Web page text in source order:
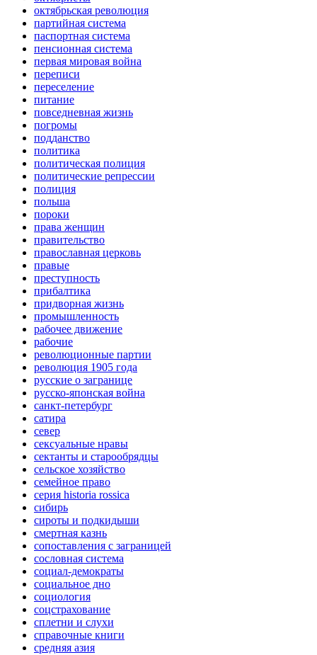
октябрьская революция
партийная система
паспортная система
пенсионная система
первая мировая война
переписи
переселение
питание
повседневная жизнь
погромы
подданство
политика
политическая полиция
политические репрессии
полиция
польша
пороки
права женщин
правительство
православная церковь
правые
преступность
прибалтика
придворная жизнь
промышленность
рабочее движение
рабочие
революционные партии
революция 1905 года
русские о загранице
русско-японская война
санкт-петербург
сатира
север
сексуальные нравы
сектанты и старообрядцы
сельское хозяйство
семейное право
серия historia rossica
сибирь
сироты и подкидыши
смертная казнь
сопоставления с заграницей
сословная система
социал-демократы
социальное дно
социология
соцстрахование
сплетни и слухи
справочные книги
средняя азия